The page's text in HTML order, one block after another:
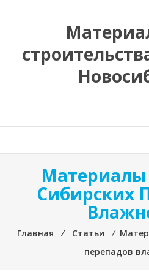
Материалы
Сибирских
Главная ⁄ Статьи ⁄
перепадов